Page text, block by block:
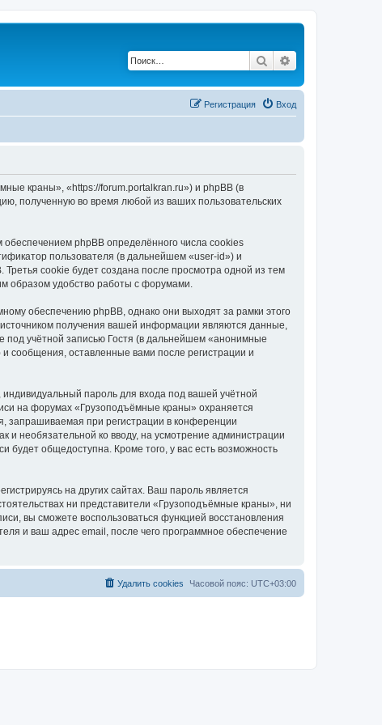
Поиск
Вход
Регистрация
краны», «https://forum.portalkran.ru») и phpBB (в
полученную во время любой из ваших пользовательских
phpBB определённого числа cookies
пользователя (в дальнейшем «user-id») и
cookie будет создана после просмотра одной из тем
образом удобство работы с форумами.
обеспечению phpBB, однако они выходят за рамки этого
получения вашей информации являются данные,
учётной записью Гостя (в дальнейшем «анонимные
сообщения, оставленные вами после регистрации и
пароль для входа под вашей учётной
на форумах «Грузоподъёмные краны» охраняется
при регистрации в конференции
необязательной ко вводу, на усмотрение администрации
общедоступна. Кроме того, у вас есть возможность
на других сайтах. Ваш пароль является
ни представители «Грузоподъёмные краны», ни
вы сможете воспользоваться функцией восстановления
и ваш адрес email, после чего программное обеспечение
Часовой пояс: UTC+03:00
Удалить cookies